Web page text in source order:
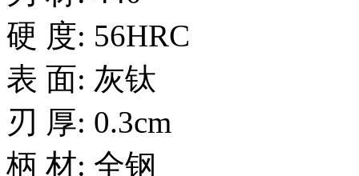
硬 度: 56HRC
表 面: 灰钛
刃 厚: 0.3cm
柄 材: 全钢